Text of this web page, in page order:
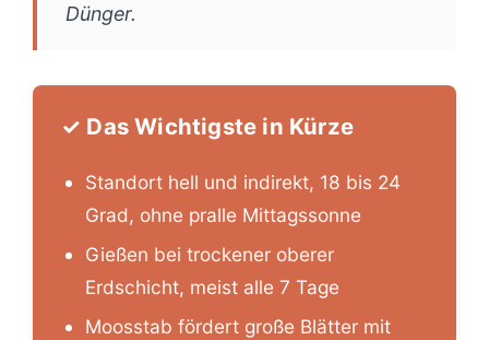
Dünger.
✓ Das Wichtigste in Kürze
Standort hell und indirekt, 18 bis 24
Grad, ohne pralle Mittagssonne
Gießen bei trockener oberer
Erdschicht, meist alle 7 Tage
Moosstab fördert große Blätter mit